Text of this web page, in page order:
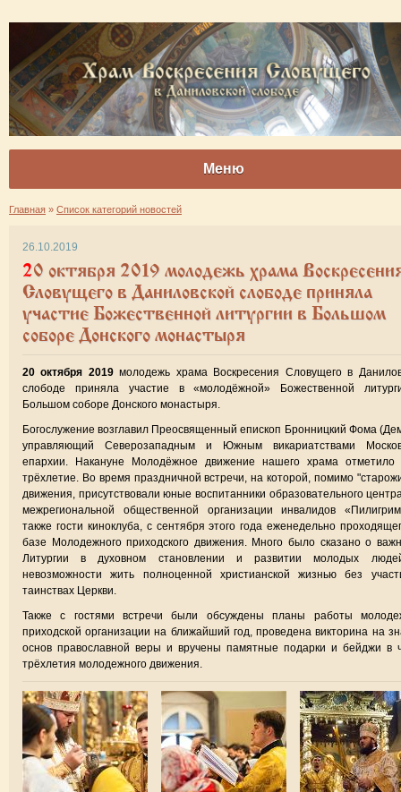
Меню
Главная » Список категорий новостей
26.10.2019
20 октября 2019 молодежь храма Воскресения
Словущего в Даниловской слободе приняла
участие Божественной литургии в Большом
соборе Донского монастыря
20 октября 2019 молодежь храма Воскресения Словущего в
слободе приняла участие в «молодёжной» Божественной
Большом соборе Донского монастыря.
Богослужение возглавил Преосвященный епископ Бронницкий Фома
управляющий Северозападным и Южным викариатствами
епархии. Накануне Молодёжное движение нашего храма отметило
трёхлетие. Во время праздничной встречи, на которой, помимо
движения, присутствовали юные воспитанники образовательного
межрегиональной общественной организации инвалидов
также гости киноклуба, с сентября этого года еженедельно
базе Молодежного приходского движения. Много было сказано о
Литургии в духовном становлении и развитии молодых
невозможности жить полноценной христианской жизнью без
таинствах Церкви.
Также с гостями встречи были обсуждены планы работы
приходской организации на ближайший год, проведена викторина на
основ православной веры и вручены памятные подарки и бейджи в
трёхлетия молодежного движения.